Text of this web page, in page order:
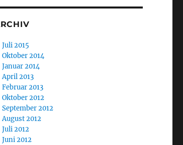
Juli 2015
Oktober 2014
Januar 2014
April 2013
Februar 2013
Oktober 2012
September 2012
August 2012
Juli 2012
Juni 2012